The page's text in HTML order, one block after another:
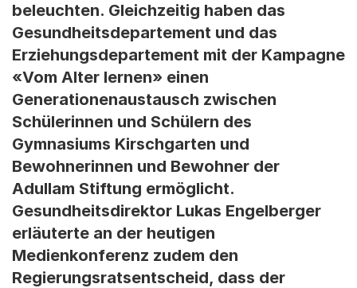
beleuchten. Gleichzeitig haben das
Gesundheitsdepartement und das
Erziehungsdepartement mit der Kampagne
«Vom Alter lernen» einen
Generationenaustausch zwischen
Schülerinnen und Schülern des
Gymnasiums Kirschgarten und
Bewohnerinnen und Bewohner der
Adullam Stiftung ermöglicht.
Gesundheitsdirektor Lukas Engelberger
erläuterte an der heutigen
Medienkonferenz zudem den
Regierungsratsentscheid, dass der